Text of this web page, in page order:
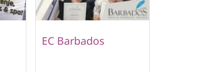
EC Barbados